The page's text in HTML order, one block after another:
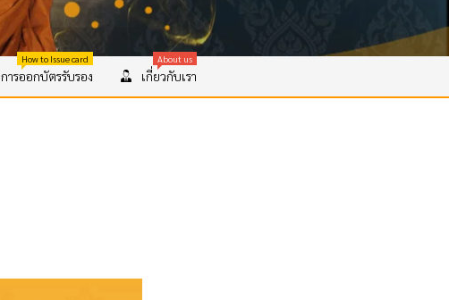
การออกบัตรรับรอง
How to Issue card
เกี่ยวกับเรา
About us